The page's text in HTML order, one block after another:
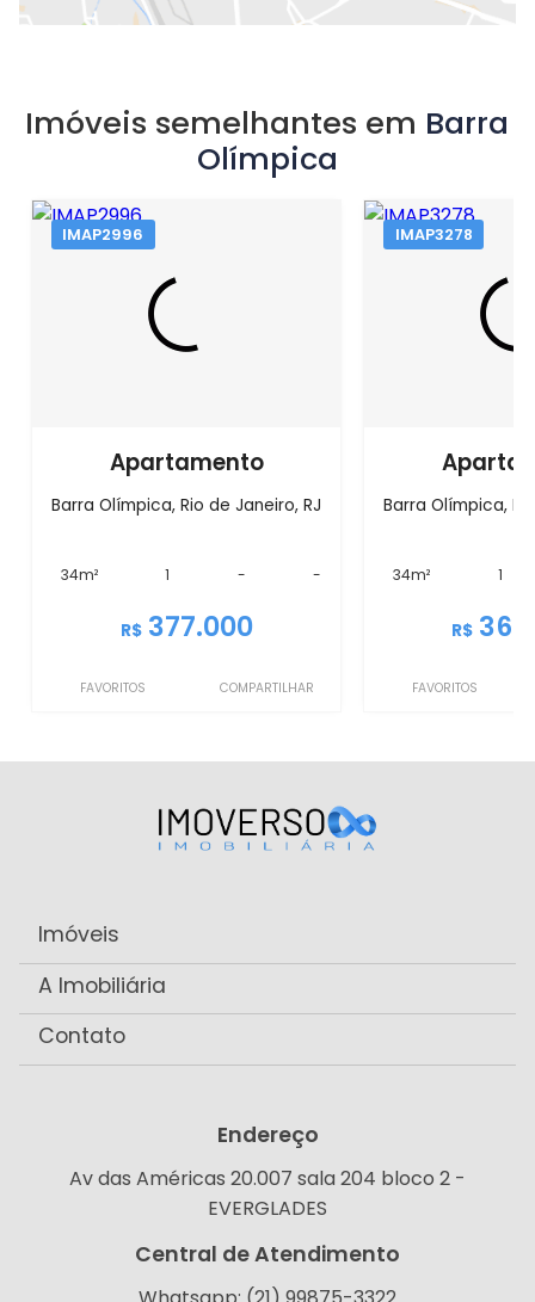
Imóveis semelhantes em Barra
Olímpica
IMAP2996
Apartamento
Barra Olímpica, Rio de Janeiro, RJ
34m² 1 - -
R$ 377.000
FAVORITOS COMPARTILHAR
IMAP3278
Barra Olímpica,
34m² 1
R$
FAVORITOS
Imóveis
A Imobiliária
Contato
Endereço
Av das Américas 20.007 sala 204 bloco 2 -
EVERGLADES
Central de Atendimento